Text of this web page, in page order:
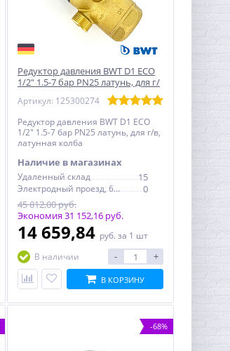
Редуктор давления BWT D1 ECO
1/2" 1.5-7 бар PN25 латунь, для г/
Артикул: 125300274
Редуктор давления BWT D1 ECO
1/2" 1.5-7 бар PN25 латунь, для г/в,
латунная колба
Наличие в магазинах
Удаленный склад 15
Электродный проезд, 6с1
0
45 812,00 руб.
Экономия 31 152,16 руб.
14 659,84 руб. за 1 шт
В наличии
- +
В КОРЗИНУ
-68%